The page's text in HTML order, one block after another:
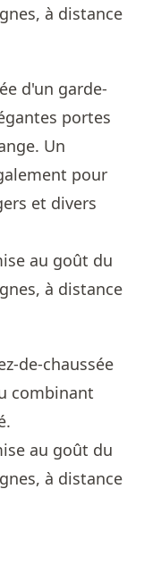
d'un garde-
portes
Un
pour
et divers
de-chaussée
combinant